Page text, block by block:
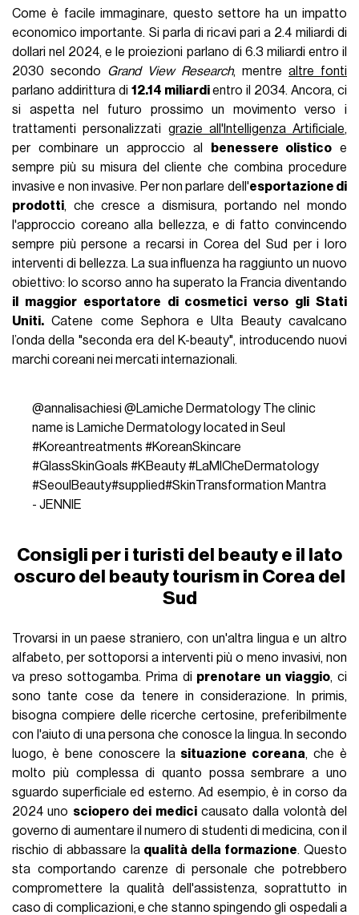
Come è facile immaginare, questo settore ha un impatto
economico importante. Si parla di ricavi pari a 2.4 miliardi di
dollari nel 2024, e le proiezioni parlano di 6.3 miliardi entro il
2030 secondo Grand View Research, mentre altre fonti
parlano addirittura di 12.14 miliardientro il 2034. Ancora, ci
si aspetta nel futuro prossimo un movimento verso i
trattamenti personalizzati grazie all'Intelligenza Artificiale,
per combinare un approccio al
benessere olistico e
sempre più su misura del cliente che combina procedure
invasive e non invasive. Per non parlare dell'esportazione di
prodotti, che cresce a dismisura, portando nel mondo
l'approccio coreano alla bellezza, e di fatto convincendo
sempre più persone a recarsi in Corea del Sud per i loro
interventi di bellezza. La sua influenza ha raggiunto un nuovo
obiettivo: lo scorso anno ha superato la Francia diventando
il maggior esportatore di cosmetici verso gli Stati
Uniti. Catene come Sephora e Ulta Beauty cavalcano
l’onda della "seconda era del K-beauty", introducendo nuovi
marchi coreani nei mercati internazionali.
@annalisachiesi @Lamiche Dermatology The clinic
name is Lamiche Dermatology located in Seul
#Koreantreatments #KoreanSkincare
#GlassSkinGoals #KBeauty#LaMICheDermatology
#SeoulBeauty#supplied#SkinTransformation Mantra
- JENNIE
Consigli per i turisti del beauty e il lato
oscuro del beauty tourism in Corea del
Sud
Trovarsi in un paese straniero, con un'altra lingua e un altro
alfabeto, per sottoporsi a interventi più o meno invasivi, non
va preso sottogamba. Prima di prenotare un viaggio, ci
sono tante cose da tenere in considerazione. In primis,
bisogna compiere delle ricerche certosine, preferibilmente
con l'aiuto di una persona che conosce la lingua. In secondo
luogo, è bene conoscere la situazione coreana, che è
molto più complessa di quanto possa sembrare a uno
sguardo superficiale ed esterno. Ad esempio, è in corso da
2024 uno sciopero dei medicicausato dalla volontà del
governo di aumentare il numero di studenti di medicina, con il
rischio di abbassare la qualità della formazione. Questo
sta comportando carenze di personale che potrebbero
compromettere la qualità dell'assistenza, soprattutto in
caso di complicazioni,e che stanno spingendo gli ospedali a